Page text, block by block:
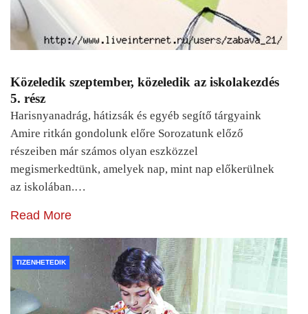
Közeledik szeptember, közeledik az iskolakezdés
5. rész
Harisnyanadrág, hátizsák és egyéb segítő tárgyaink
Amire ritkán gondolunk előre Sorozatunk előző
részeiben már számos olyan eszközzel
megismerkedtünk, amelyek nap, mint nap előkerülnek
az iskolában.…
Read More
TIZENHETEDIK